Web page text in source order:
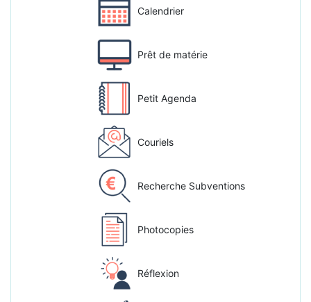
Calendrier
Prêt de matérie
Petit Agenda
Couriels
Recherche Subventions
Photocopies
Réflexion